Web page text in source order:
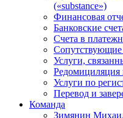
(«substance»)
Финансовая
Банковские
Счета в
Сопутствующие
Услуги,
Услуги по
Перевод и
Команда
Зимянин